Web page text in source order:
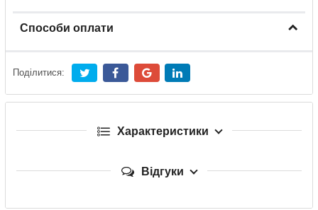
Способи оплати
Поділитися:
Характеристики
Відгуки